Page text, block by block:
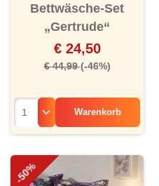
Bettwäsche-Set
„Gertrude“
€ 24,50
€ 44,99(-46%)
Warenkorb
-50%